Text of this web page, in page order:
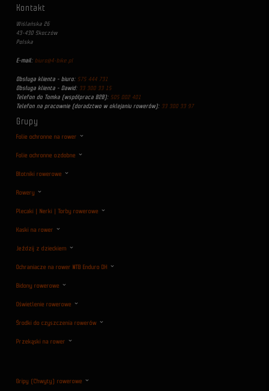
Kontakt
Wiślańska 26
43-430 Skoczów
Polska
E-mail: biuro@4-bike.pl
Obsługa klienta - biuro: 575 444 731
Obsługa klienta - Dawid: 33 300 33 15
Telefon do Tomka (współpraca B2B): 505 002 401
Telefon na pracownie (doradztwo w oklejaniu rowerów): 33 300 33 97
Grupy
Folie ochronne na rower
Folie ochronne ozdobne
Błotniki rowerowe
Rowery
Plecaki | Nerki | Torby rowerowe
Kaski na rower
Jeździj z dzieckiem
Ochraniacze na rower MTB Enduro DH
Bidony rowerowe
Oświetlenie rowerowe
Środki do czyszczenia rowerów
Przekąski na rower
Gripy (Chwyty) rowerowe